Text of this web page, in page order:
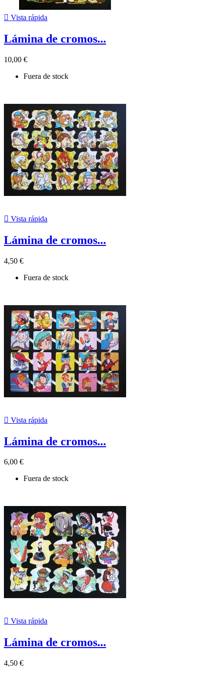
 Vista rápida
Lámina de cromos...
10,00 €
Fuera de stock
 Vista rápida
Lámina de cromos...
4,50 €
Fuera de stock
 Vista rápida
Lámina de cromos...
6,00 €
Fuera de stock
 Vista rápida
Lámina de cromos...
4,50 €